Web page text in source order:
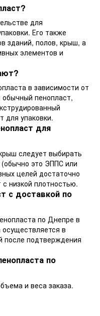
для
Его также
зданий, полов, крыш, а
элементов и
в зависимости от
пенопласт,
для упаковки.
для
следует выбирать
это ЭППС или
целей достаточно
низкой плотностью.
с доставкой по
по Днепре в
в
после подтверждения
по
и веса заказа.